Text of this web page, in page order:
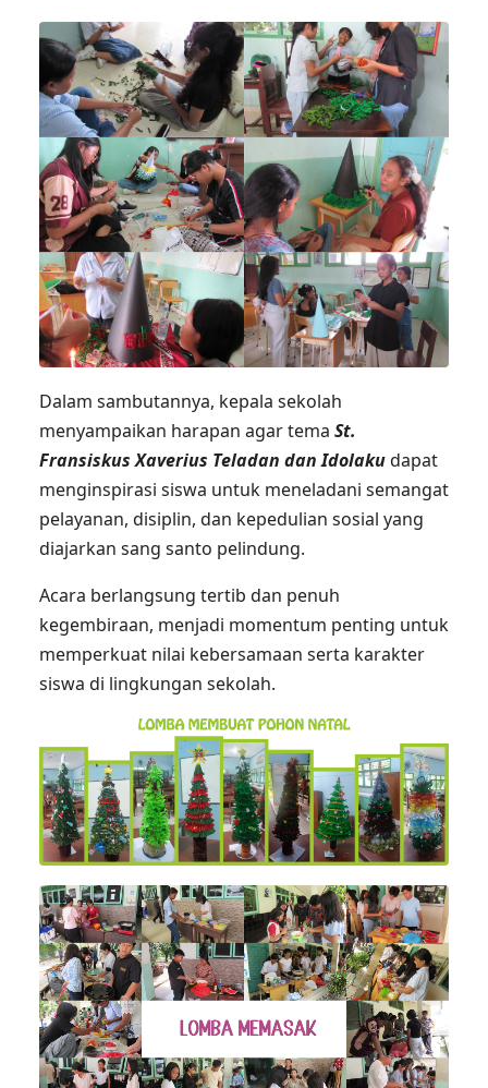
Dalam sambutannya, kepala sekolah
menyampaikan harapan agar tema St.
Fransiskus Xaverius Teladan dan Idolakudapat
menginspirasi siswa untuk meneladani semangat
pelayanan, disiplin, dan kepedulian sosial yang
diajarkan sang santo pelindung.
Acara berlangsung tertib dan penuh
kegembiraan, menjadi momentum penting untuk
memperkuat nilai kebersamaan serta karakter
siswa di lingkungan sekolah.